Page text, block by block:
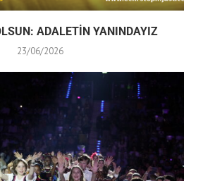
ADALETİN YANINDAYIZ
23/06/2026